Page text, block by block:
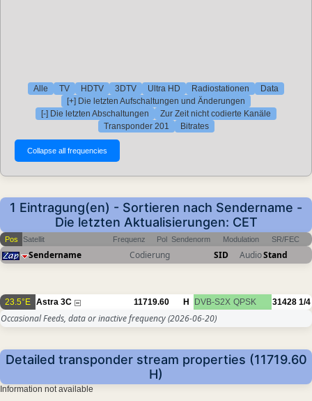
Alle TV HDTV 3DTV Ultra HD Radiostationen
Data
[+] Die letzten Aufschaltungen und Änderungen
[-] Die letzten Abschaltungen
Zur Zeit nicht codierte Kanäle
Transponder 201
Bitrates
1 Eintragung(en) - Sortieren nach Sendername -
Die letzten Aktualisierungen: CET
Pos Satellit Frequenz Pol Sendenorm Modulation SR/FEC
Sendername Codierung SID AudioStand
23.5°E Astra 3C 11719.60 H DVB-S2X QPSK 31428 1/4
Occasional Feeds, data or inactive frequency(2026-06-20)
Detailed transponder stream properties (11719.60
H)
Information not available